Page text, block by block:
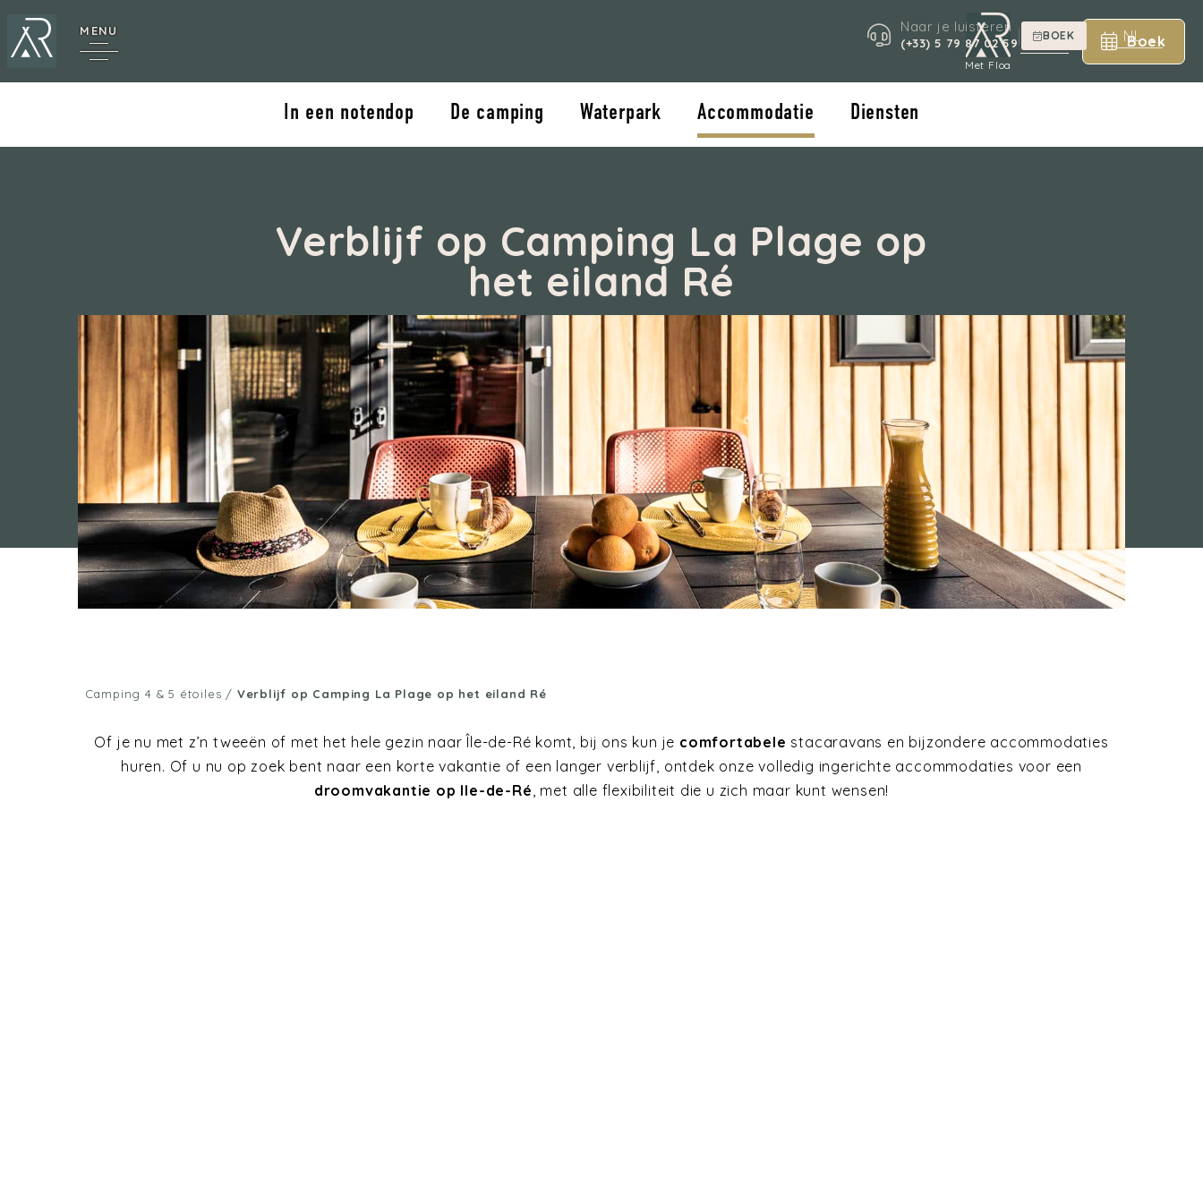
NL
Naar je luisteren
(+33) 5 79 87 02 59| BOEK
MENU
Met Floa
NL Boek
In een notendop De camping Waterpark Accommodatie Diensten
Verblijf op Camping La Plage op
het eiland Ré
Camping 4 & 5 étoiles / Verblijf op Camping La Plage op het eiland Ré
Of je nu met z’n tweeën of met het hele gezin naar Île-de-Ré komt, bij ons kun je comfortabele stacaravans en bijzondere accommodaties
huren. Of u nu op zoek bent naar een korte vakantie of een langer verblijf, ontdek onze volledig ingerichte accommodaties voor een
droomvakantie op Ile-de-Ré , met alle flexibiliteit die u zich maar kunt wensen!